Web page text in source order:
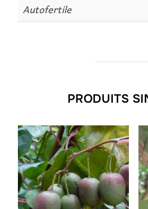
Autofertile
PRODUITS